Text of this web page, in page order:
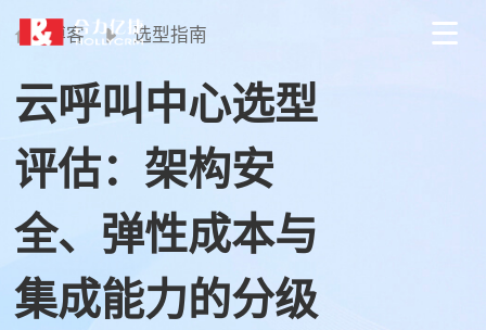
博客 选型指南
云呼叫中心选型
评估：架构安
全、弹性成本与
集成能力的分级